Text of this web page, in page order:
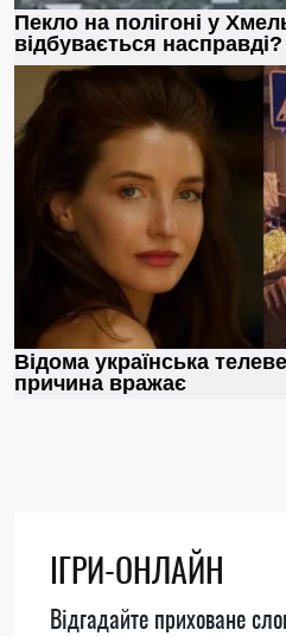
ІГРИ-ОНЛАЙН
Відгадайте приховане